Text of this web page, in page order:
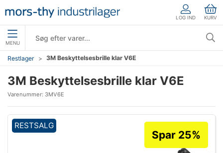
LOG IND KURV
MENU
Restlager 3M Beskyttelsesbrille klar V6E
3M Beskyttelsesbrille klar V6E
Varenummer: 3MV6E
RESTSALG
Spar 25%